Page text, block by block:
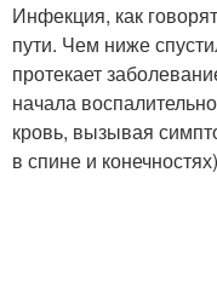
Инфекция, как
пути. Чем ниже
протекает
начала
кровь, вызывая
в спине и